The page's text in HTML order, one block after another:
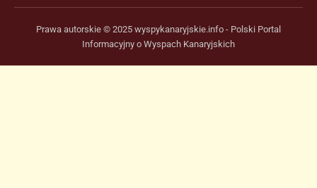
Prawa autorskie © 2025 wyspykanaryjskie.info - Polski Portal
Informacyjny o Wyspach Kanaryjskich